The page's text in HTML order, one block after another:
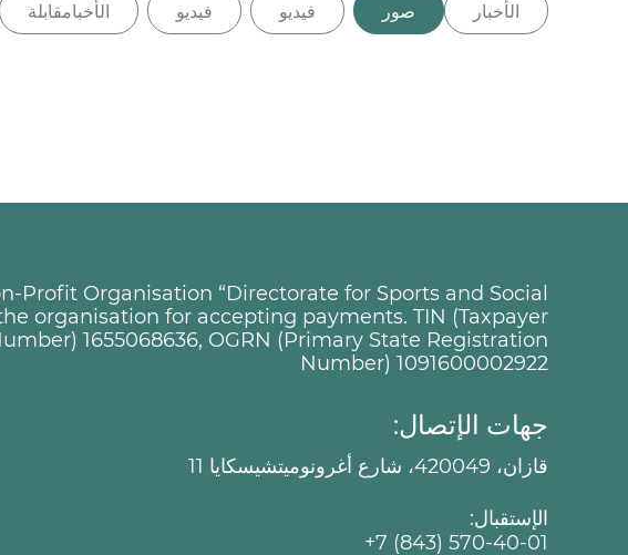
الأخبار صور فيديو فيديو الأخبامقابلة
Profit Organisation “Directorate for Sports and Social
organisation for accepting payments. TIN (Taxpayer
1655068636, OGRN (Primary State Registration
Number) 1091600002922
جهات الإتصال:
قازان، 420049، شارع أغرونوميتشيسكايا 11
الإستقبال:
+7 (843) 570-40-01